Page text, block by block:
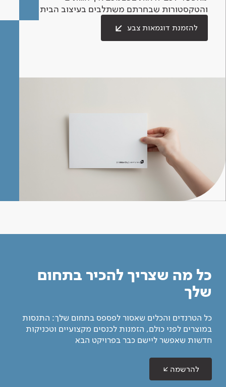
והטקסטורות שבחרתם משתלבים בעיצוב הבית.
להזמנת דוגמאות צבע
כל מה שצריך להכיר בתחום
שלך
כל הטרנדים והכלים שאסור לפספס בתחום שלך: התנסות
במוצרים לפני כולם, הזמנות לכנסים מקצועיים וטכניקות
חדשות שאפשר ליישם כבר בפרויקט הבא
להרשמה